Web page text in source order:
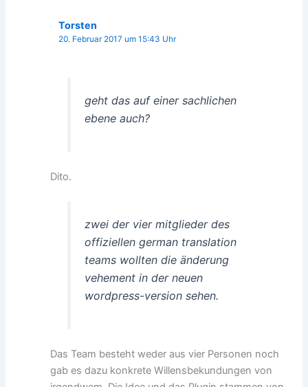
Torsten
20. Februar 2017 um 15:43 Uhr
geht das auf einer sachlichen
ebene auch?
Dito.
zwei der vier mitglieder des
offiziellen german translation
teams wollten die änderung
vehement in der neuen
wordpress-version sehen.
Das Team besteht weder aus vier Personen noch
gab es dazu konkrete Willensbekundungen von